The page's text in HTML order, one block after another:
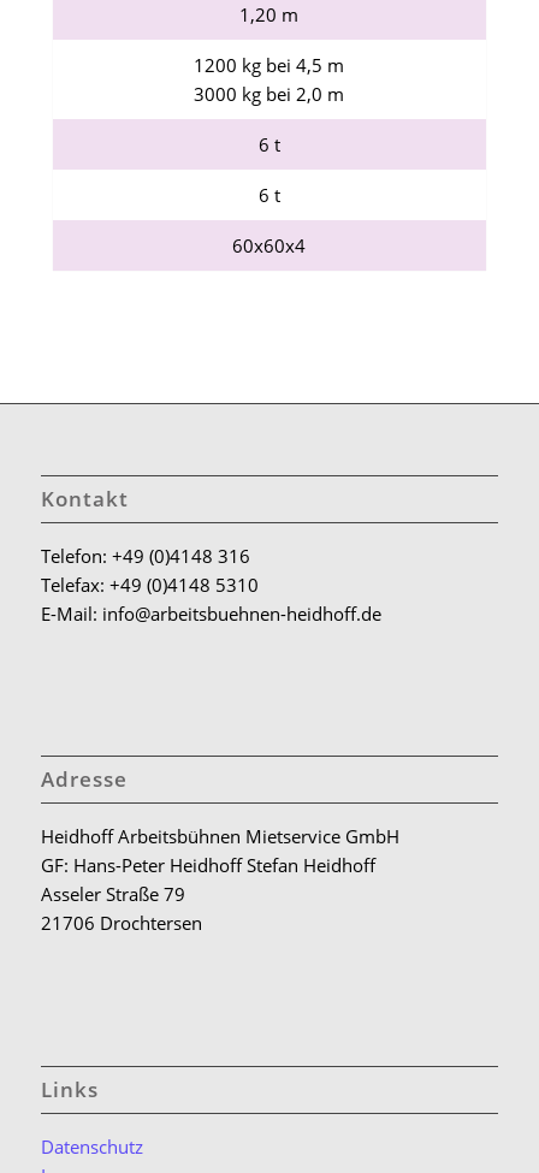
1,20 m
1200 kg bei 4,5 m
3000 kg bei 2,0 m
6 t
6 t
60x60x4
Kontakt
Telefon: +49 (0)4148 316
Telefax: +49 (0)4148 5310
E-Mail: info@arbeitsbuehnen-heidhoff.de
Adresse
Heidhoff Arbeitsbühnen Mietservice GmbH
GF: Hans-Peter Heidhoff Stefan Heidhoff
Asseler Straße 79
21706 Drochtersen
Links
Datenschutz